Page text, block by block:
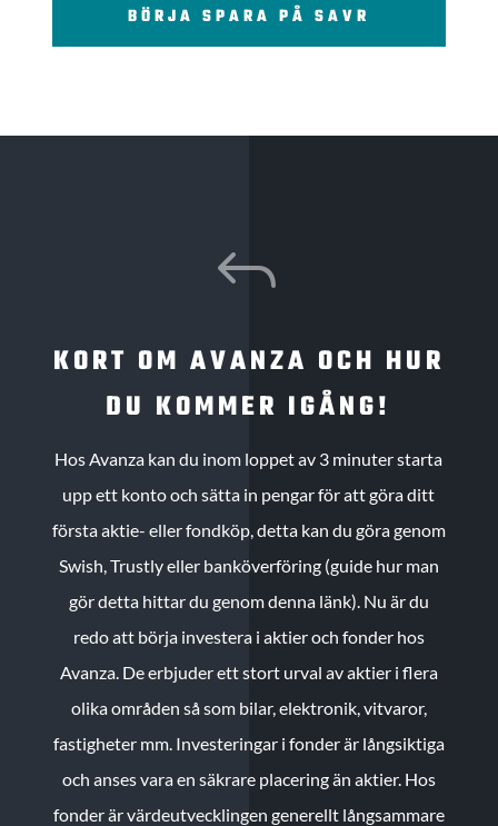
BÖRJA SPARA PÅ SAVR
J
KORT OM AVANZA OCH HUR
DU KOMMER IGÅNG!
Hos Avanza kan du inom loppet av 3 minuter starta
upp ett konto och sätta in pengar för att göra ditt
första aktie- eller fondköp, detta kan du göra genom
Swish, Trustly eller banköverföring (guide hur man
gör detta hittar du genom denna länk). Nu är du
redo att börja investera i aktier och fonder hos
Avanza. De erbjuder ett stort urval av aktier i flera
olika områden så som bilar, elektronik, vitvaror,
fastigheter mm. Investeringar i fonder är långsiktiga
och anses vara en säkrare placering än aktier. Hos
fonder är värdeutvecklingen generellt långsammare